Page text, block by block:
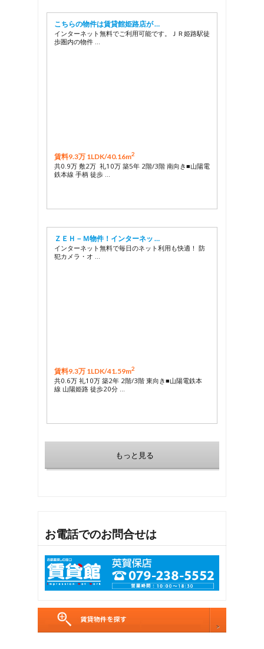
こちらの物件は賃貸館姫路店が …
インターネット無料でご利用可能です。ＪＲ姫路駅徒
歩圏内の物件 …
賃料9.3万 1LDK/40.16m2
共0.9万 敷2万 礼10万 築5年 2階/3階 南向き■山陽電
鉄本線 手柄 徒歩 …
ＺＥＨ－Ｍ物件！インターネッ …
インターネット無料で毎日のネット利用も快適！ 防
犯カメラ・オ …
賃料9.3万 1LDK/41.59m2
共0.6万 礼10万 築2年 2階/3階 東向き■山陽電鉄本
線 山陽姫路 徒歩20分 …
もっと見る
お電話でのお問合せは